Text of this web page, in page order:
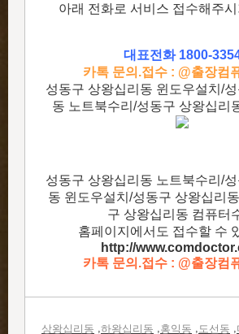
아래 전화로 서비스 접수해주
대표전화 1800-
카톡 문의.접수 : @출장컴
성동구 상왕십리동 윈도우설치/성
동 노트북수리/성동구 상왕십리
성동구 상왕십리동 노트북수리/성
동 윈도우설치/성동구 상왕십리
구 상왕십리동 컴퓨터
홈페이지에서도 접수할 수
http://
카톡 문의.접수 : @출장컴
상왕십리동 ,하왕십리동 ,홍익동 ,도선동 ,